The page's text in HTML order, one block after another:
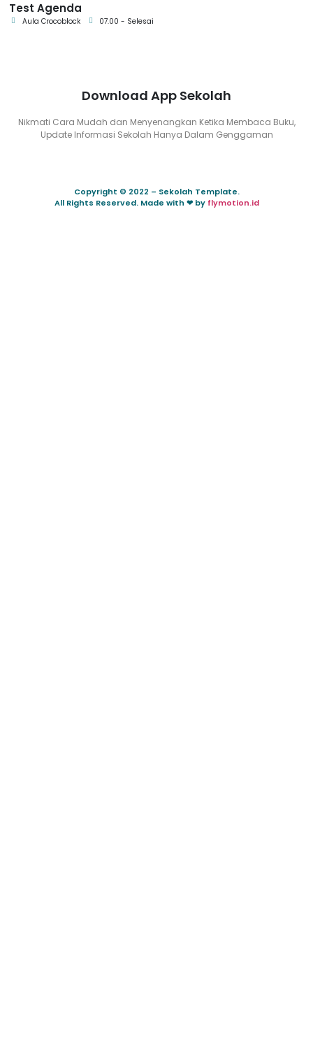
Test Agenda
Aula Crocoblock 07.00 - Selesai
Download App Sekolah
Nikmati Cara Mudah dan Menyenangkan Ketika Membaca Buku,
Update Informasi Sekolah Hanya Dalam Genggaman
Copyright © 2022 – Sekolah Template.
All Rights Reserved. Made with ❤ by flymotion.id